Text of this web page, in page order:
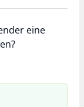
eine